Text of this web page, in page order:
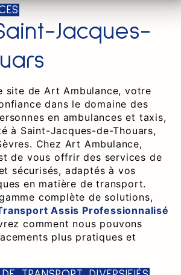
Jacques-
site de Art Ambulance, votre
dans le domaine des
en ambulances et taxis,
à Saint-Jacques-de-Thouars,
Chez Art Ambulance,
de vous offrir des services de
sécurisés, adaptés à vos
en matière de transport.
complète de solutions,
Assis Professionnalisé
comment nous pouvons
plus pratiques et